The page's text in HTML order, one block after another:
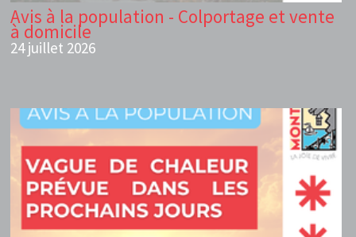
Avis à la population - Colportage et vente
à domicile
24 juillet 2026